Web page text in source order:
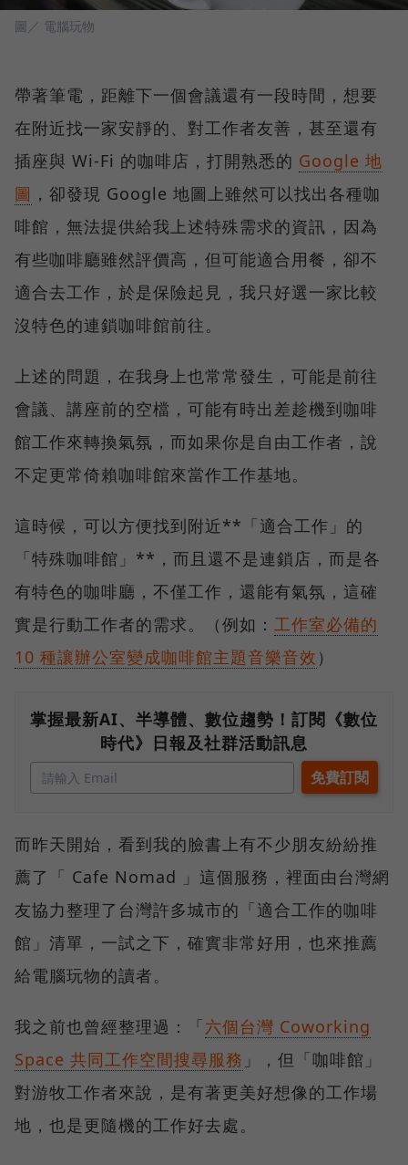
圖／ 電腦玩物
帶著筆電，距離下一個會議還有一段時間，想要
在附近找一家安靜的、對工作者友善，甚至還有
插座與 Wi-Fi 的咖啡店，打開熟悉的 Google 地
圖 ，卻發現 Google 地圖上雖然可以找出各種咖
啡館，無法提供給我上述特殊需求的資訊，因為
有些咖啡廳雖然評價高，但可能適合用餐，卻不
適合去工作，於是保險起見，我只好選一家比較
沒特色的連鎖咖啡館前往。
上述的問題，在我身上也常常發生，可能是前往
會議、講座前的空檔，可能有時出差趁機到咖啡
館工作來轉換氣氛，而如果你是自由工作者，說
不定更常倚賴咖啡館來當作工作基地。
這時候，可以方便找到附近**「適合工作」的
「特殊咖啡館」**，而且還不是連鎖店，而是各
有特色的咖啡廳，不僅工作，還能有氣氛，這確
實是行動工作者的需求。（例如： 工作室必備的
10 種讓辦公室變成咖啡館主題音樂音效 ）
掌握最新AI、半導體、數位趨勢！訂閱《數位
時代》日報及社群活動訊息
而昨天開始，看到我的臉書上有不少朋友紛紛推
薦了「 Cafe Nomad 」這個服務，裡面由台灣網
友協力整理了台灣許多城市的「適合工作的咖啡
館」清單，一試之下，確實非常好用，也來推薦
給電腦玩物的讀者。
我之前也曾經整理過：「六個台灣 Coworking
Space 共同工作空間搜尋服務 」，但「咖啡館」
對游牧工作者來說，是有著更美好想像的工作場
地，也是更隨機的工作好去處。